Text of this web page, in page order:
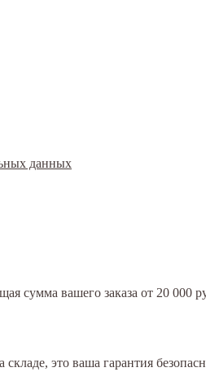
данных
сумма вашего заказа от 20 000
это ваша гарантия